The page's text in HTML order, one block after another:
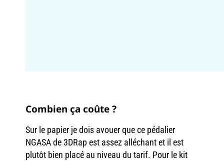
Combien ça coûte ?
Sur le papier je dois avouer que ce pédalier
NGASA de 3DRap est assez alléchant et il est
plutôt bien placé au niveau du tarif. Pour le kit